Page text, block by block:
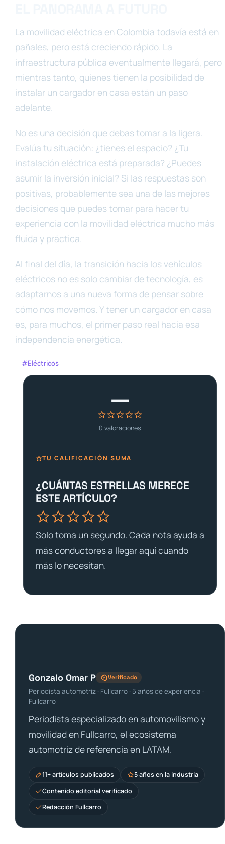
La movilidad eléctrica en Colombia todavía está en
pañales, pero está creciendo rápido. La
infraestructura pública eventualmente llegará, pero
mientras tanto, quienes tienen la posibilidad de
instalar un cargador en casa están un paso
adelante.
No es una decisión que debas tomar a la ligera.
Evalúa tu situación: ¿tienes el espacio? ¿Tu
instalación eléctrica está preparada? ¿Puedes
asumir la inversión inicial? Si las respuestas son
positivas, probablemente sea una de las mejores
decisiones que puedes tomar para hacer tu
experiencia con la movilidad eléctrica mucho más
fluida y práctica.
Al final del día, la transición hacia los vehículos
eléctricos no es solo cambiar de tecnología, es
adaptarnos a una nueva forma de pensar sobre
cómo nos movemos. Y tener un cargador en casa
es, para muchos, el primer paso real hacia esa
independencia energética.
#Eléctricos
—
0 valoraciones
TU CALIFICACIÓN SUMA
¿CUÁNTAS ESTRELLAS MERECE
ESTE ARTÍCULO?
Solo toma un segundo. Cada nota ayuda a
más conductores a llegar aquí cuando
más lo necesitan.
Gonzalo Omar P Verificado
Periodista automotriz · Fullcarro · 5 años de experiencia ·
Fullcarro
Periodista especializado en automovilismo y
movilidad en Fullcarro, el ecosistema
automotriz de referencia en LATAM.
11+ artículos publicados
5 años en la industria
Contenido editorial verificado
Redacción Fullcarro